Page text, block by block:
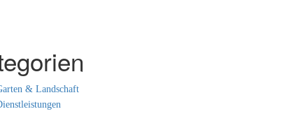
& Landschaft